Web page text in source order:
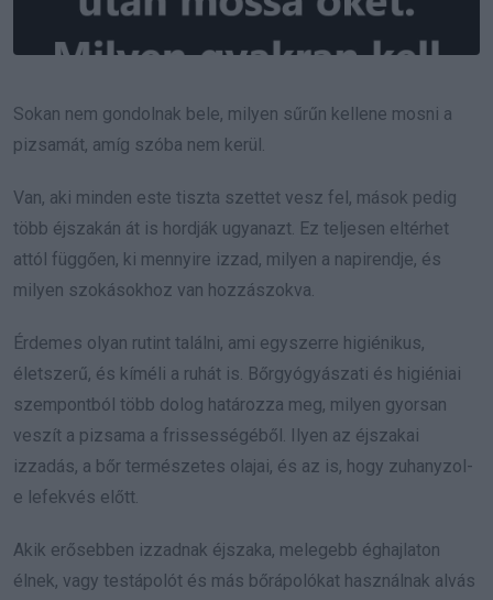
Sokan nem gondolnak bele, milyen sűrűn kellene mosni a
pizsamát, amíg szóba nem kerül.
Van, aki minden este tiszta szettet vesz fel, mások pedig
több éjszakán át is hordják ugyanazt. Ez teljesen eltérhet
attól függően, ki mennyire izzad, milyen a napirendje, és
milyen szokásokhoz van hozzászokva.
Érdemes olyan rutint találni, ami egyszerre higiénikus,
életszerű, és kíméli a ruhát is. Bőrgyógyászati és higiéniai
szempontból több dolog határozza meg, milyen gyorsan
veszít a pizsama a frissességéből. Ilyen az éjszakai
izzadás, a bőr természetes olajai, és az is, hogy zuhanyzol-
e lefekvés előtt.
Akik erősebben izzadnak éjszaka, melegebb éghajlaton
élnek, vagy testápolót és más bőrápolókat használnak alvás